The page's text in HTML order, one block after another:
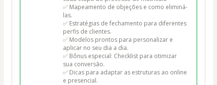
✅ Mapeamento de objeções e como eliminá-
las.
✅ Estratégias de fechamento para diferentes
perfis de clientes.
✅ Modelos prontos para personalizar e
aplicar no seu dia a dia.
✅ Bônus especial: Checklist para otimizar
sua conversão.
✅ Dicas para adaptar as estruturas ao online
e presencial.